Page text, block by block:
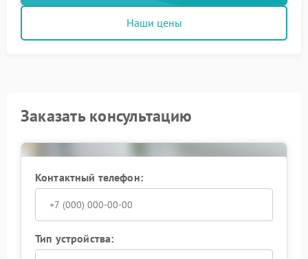
Наши цены
Заказать консультацию
Контактный телефон:
Тип устройства: